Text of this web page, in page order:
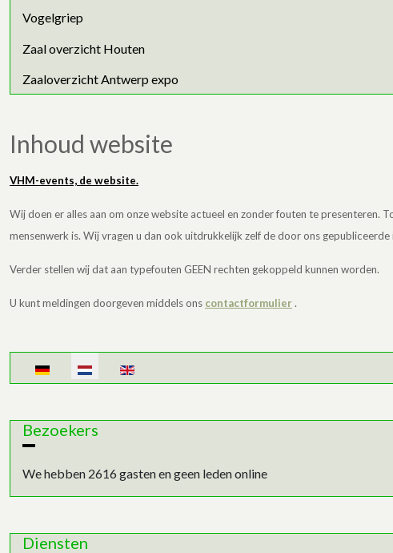
Vogelgriep
Zaal overzicht Houten
Zaaloverzicht Antwerp expo
Inhoud website
VHM-events, de website.
Wij doen er alles aan om onze website actueel en zonder fouten te
mensenwerk is. Wij vragen u dan ook uitdrukkelijk zelf de door ons
Verder stellen wij dat aan typefouten GEEN rechten gekoppeld kunnen worden.
U kunt meldingen doorgeven middels ons contactformulier.
Selecteer de taal
Bezoekers
We hebben 2616 gasten en geen leden online
Diensten